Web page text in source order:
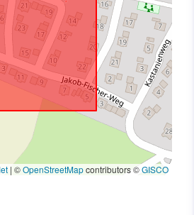
| ©OpenStreetMapcontributors ©GISCO